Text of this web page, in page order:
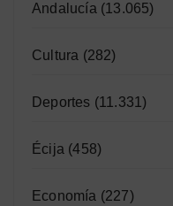
Andalucía (13.065)
Cultura (282)
Deportes (11.331)
Écija (458)
Economía (227)